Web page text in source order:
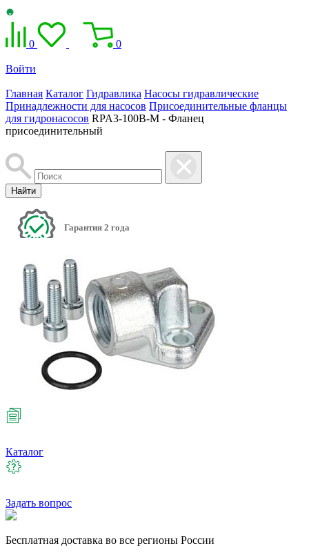
0 0
Войти
Главная Каталог Гидравлика Насосы гидравлические
Принадлежности для насосов Присоединительные фланцы
для гидронасосов RPA3-100B-M - Фланец
присоединительный
Найти
Гарантия 2 года
Каталог
Задать вопрос
Бесплатная доставка во все регионы России